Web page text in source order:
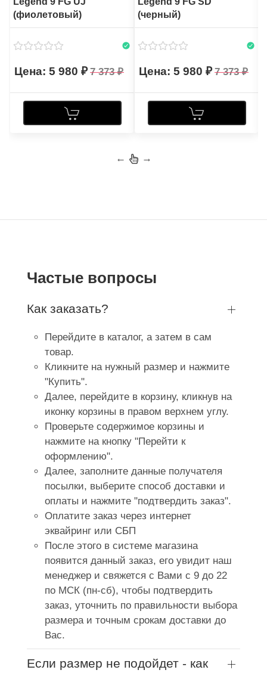
(фиолетовый)
5 980 7 373
(черный)
5 980 7 373
← →
Частые вопросы
Как заказать?
Перейдите в каталог, а затем в сам
товар.
Кликните на нужный размер и нажмите
"Купить".
Далее, перейдите в корзину, кликнув на
иконку корзины в правом верхнем углу.
Проверьте содержимое корзины и
нажмите на кнопку "Перейти к
оформлению".
Далее, заполните данные получателя
посылки, выберите способ доставки и
оплаты и нажмите "подтвердить заказ".
Оплатите заказ через интернет
эквайринг или СБП
После этого в системе магазина
появится данный заказ, его увидит наш
менеджер и свяжется с Вами с 9 до 22
по МСК (пн-сб), чтобы подтвердить
заказ, уточнить по правильности выбора
размера и точным срокам доставки до
Вас.
Если размер не подойдет - как